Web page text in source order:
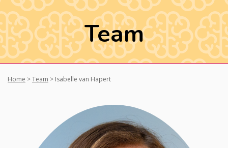
Team
Home >Team > Isabelle van Hapert